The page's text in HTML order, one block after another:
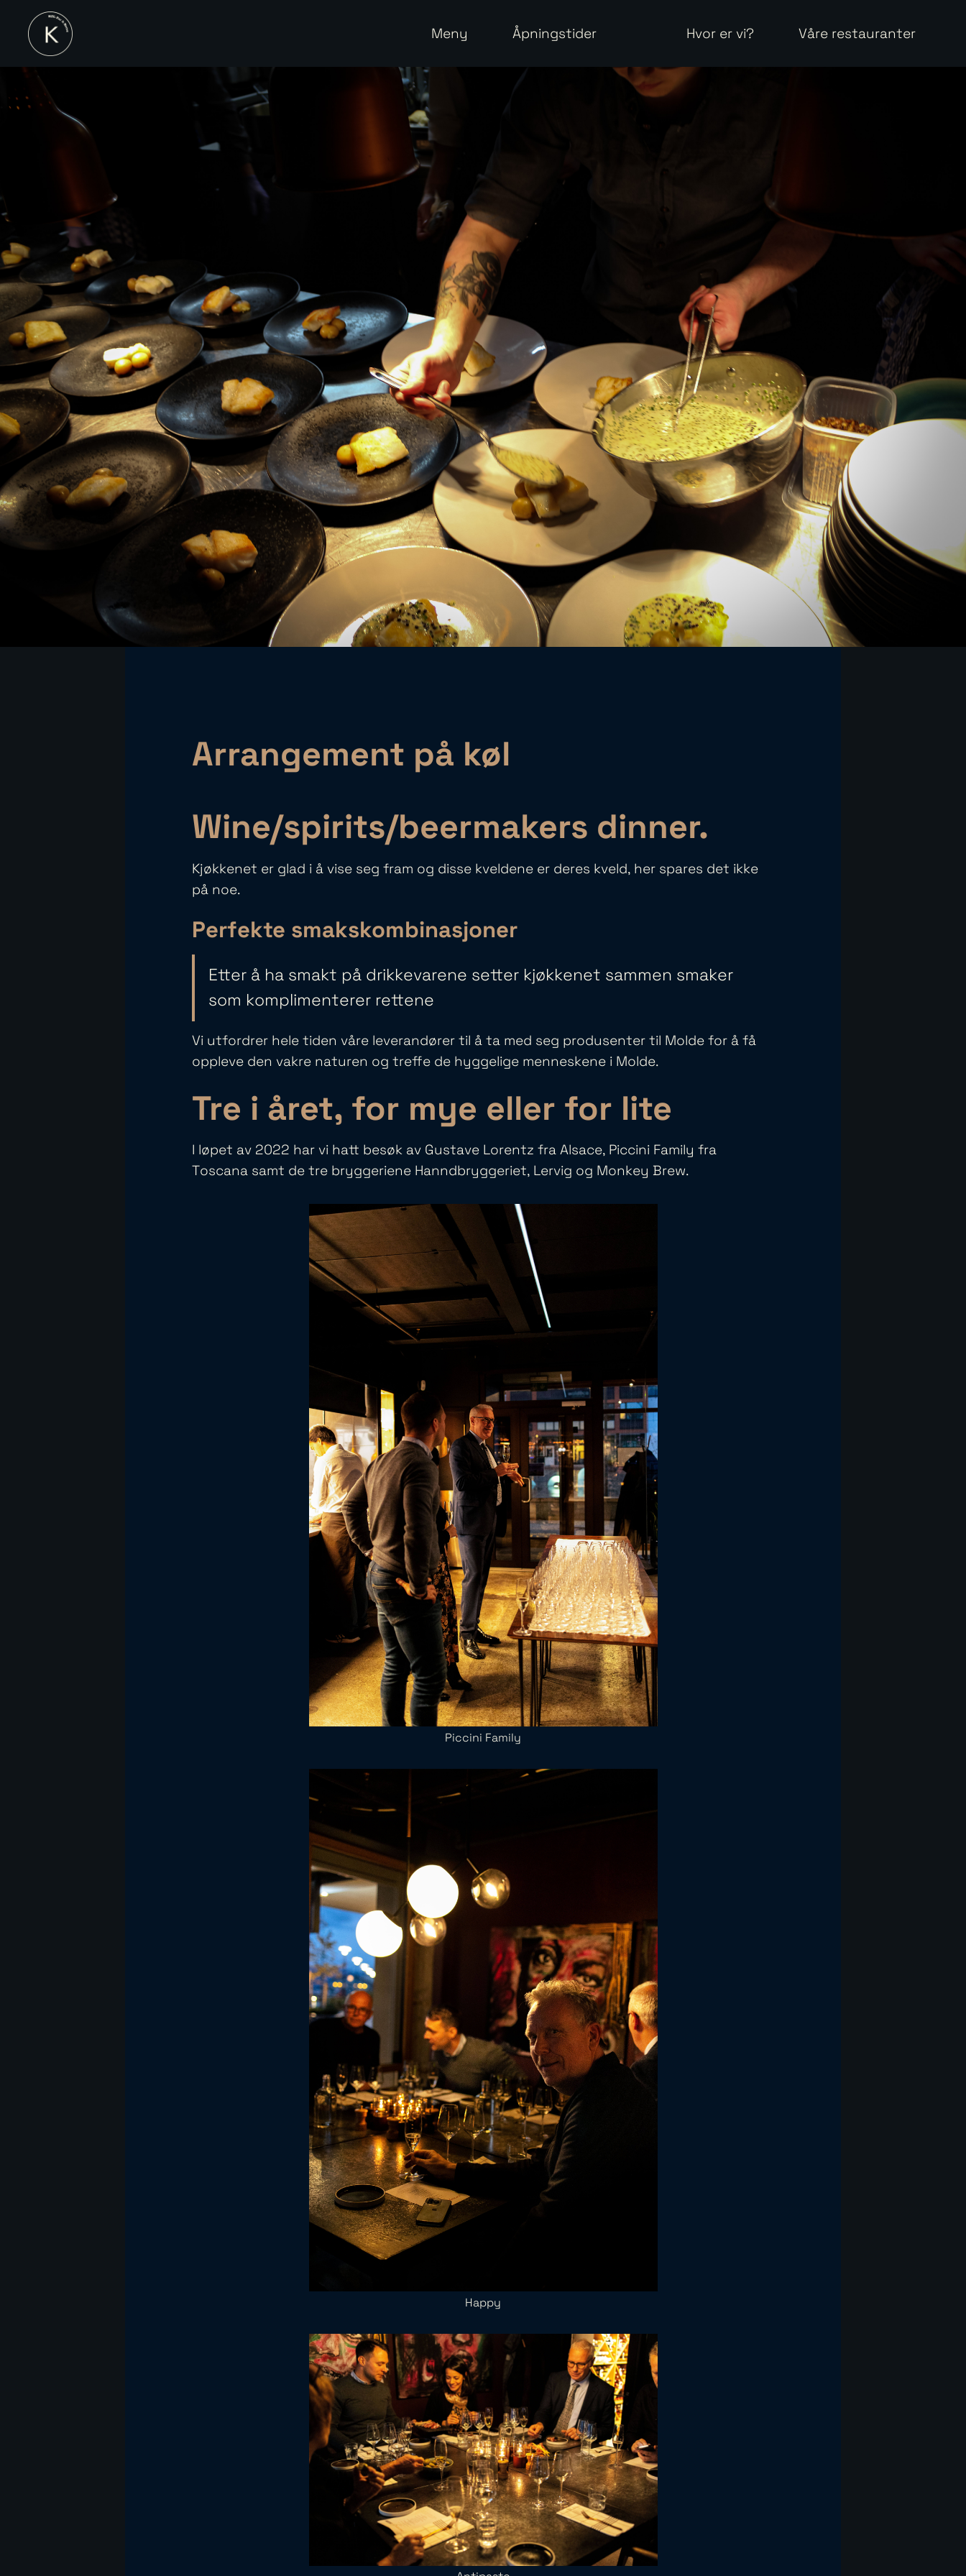
Meny Åpningstider Hvor er vi? Våre restauranter
Arrangement på køl
Wine/spirits/beermakers dinner.
Kjøkkenet er glad i å vise seg fram og disse kveldene er deres kveld, her spares det ikke
på noe.
Perfekte smakskombinasjoner
Etter å ha smakt på drikkevarene setter kjøkkenet sammen smaker
som komplimenterer rettene
Vi utfordrer hele tiden våre leverandører til å ta med seg produsenter til Molde for å få
oppleve den vakre naturen og treffe de hyggelige menneskene i Molde.
Tre i året, for mye eller for lite
I løpet av 2022 har vi hatt besøk av Gustave Lorentz fra Alsace, Piccini Family fra
Toscana samt de tre bryggeriene Hanndbryggeriet, Lervig og Monkey Brew.
Piccini Family
Happy